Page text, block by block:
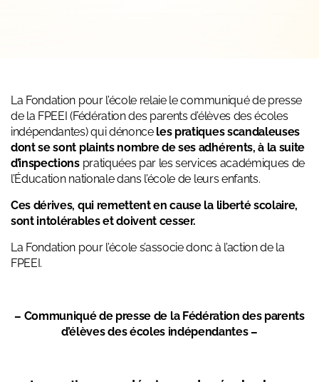
La Fondation pour l’école relaie le communiqué de presse
de la FPEEI (Fédération des parents d’élèves des écoles
indépendantes) qui dénonce les pratiques scandaleuses
dont se sont plaints nombre de ses adhérents, à la suite
d’inspectionspratiquées par les services académiques de
l’Éducation nationale dans l’école de leurs enfants.
Ces dérives, qui remettent en cause la liberté scolaire,
sont intolérables et doivent cesser.
La Fondation pour l’école s’associe donc à l’action de la
FPEEI.
– Communiqué de presse de la Fédération des parents
d’élèves des écoles indépendantes –